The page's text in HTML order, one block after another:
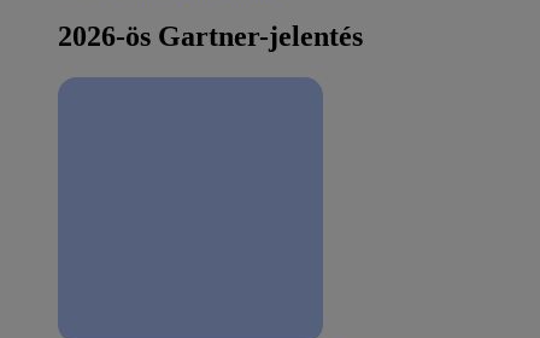
2026-ös Gartner-jelentés